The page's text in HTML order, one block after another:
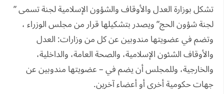
تشكل بوزارة العدل والأوقاف والشؤون الإسلامية لجنة تسمى ”
لجنة شؤون الحج” ويصدر بتشكيلها قرار من مجلس الوزراء ،
وتضم في عضويتها مندوبين عن كل من وزارات: العدل
والأوقاف الشئون الإسلامية، والصحة العامة، والداخلية،
والخارجية، وللمجلس أن يضم في – عضويتها مندوبين عن
جهات حكومية أخرى أو أعضاء آخرين.